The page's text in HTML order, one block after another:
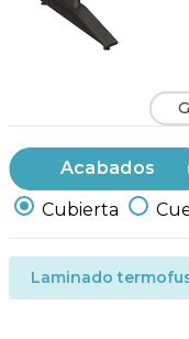
Acabados
Cubierta
Laminado